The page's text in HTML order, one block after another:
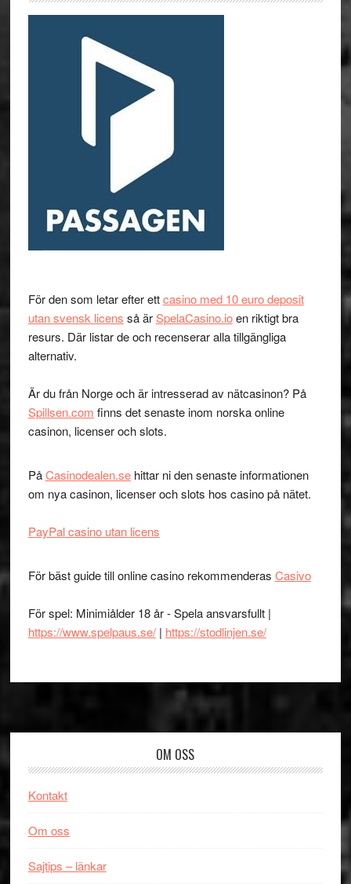
För den som letar efter ettcasino med 10 euro deposit
utan svensk licens så ärSpelaCasino.ioen riktigt bra
resurs. Där listar de och recenserar alla tillgängliga
alternativ.
Är du från Norge och är intresserad av nätcasinon? På
Spillsen.com finns det senaste inom norska online
casinon, licenser och slots.
PåCasinodealen.sehittar ni den senaste informationen
om nya casinon, licenser och slots hos casino på nätet.
PayPal casino utan licens
För bäst guide till online casino rekommenderas Casivo
För spel: Minimiålder 18 år - Spela ansvarsfullt |
https://www.spelpaus.se/| https://stodlinjen.se/
OM OSS
Kontakt
Om oss
Sajtips – länkar